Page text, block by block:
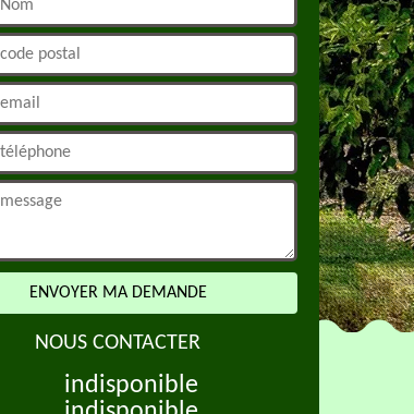
NOUS CONTACTER
indisponible